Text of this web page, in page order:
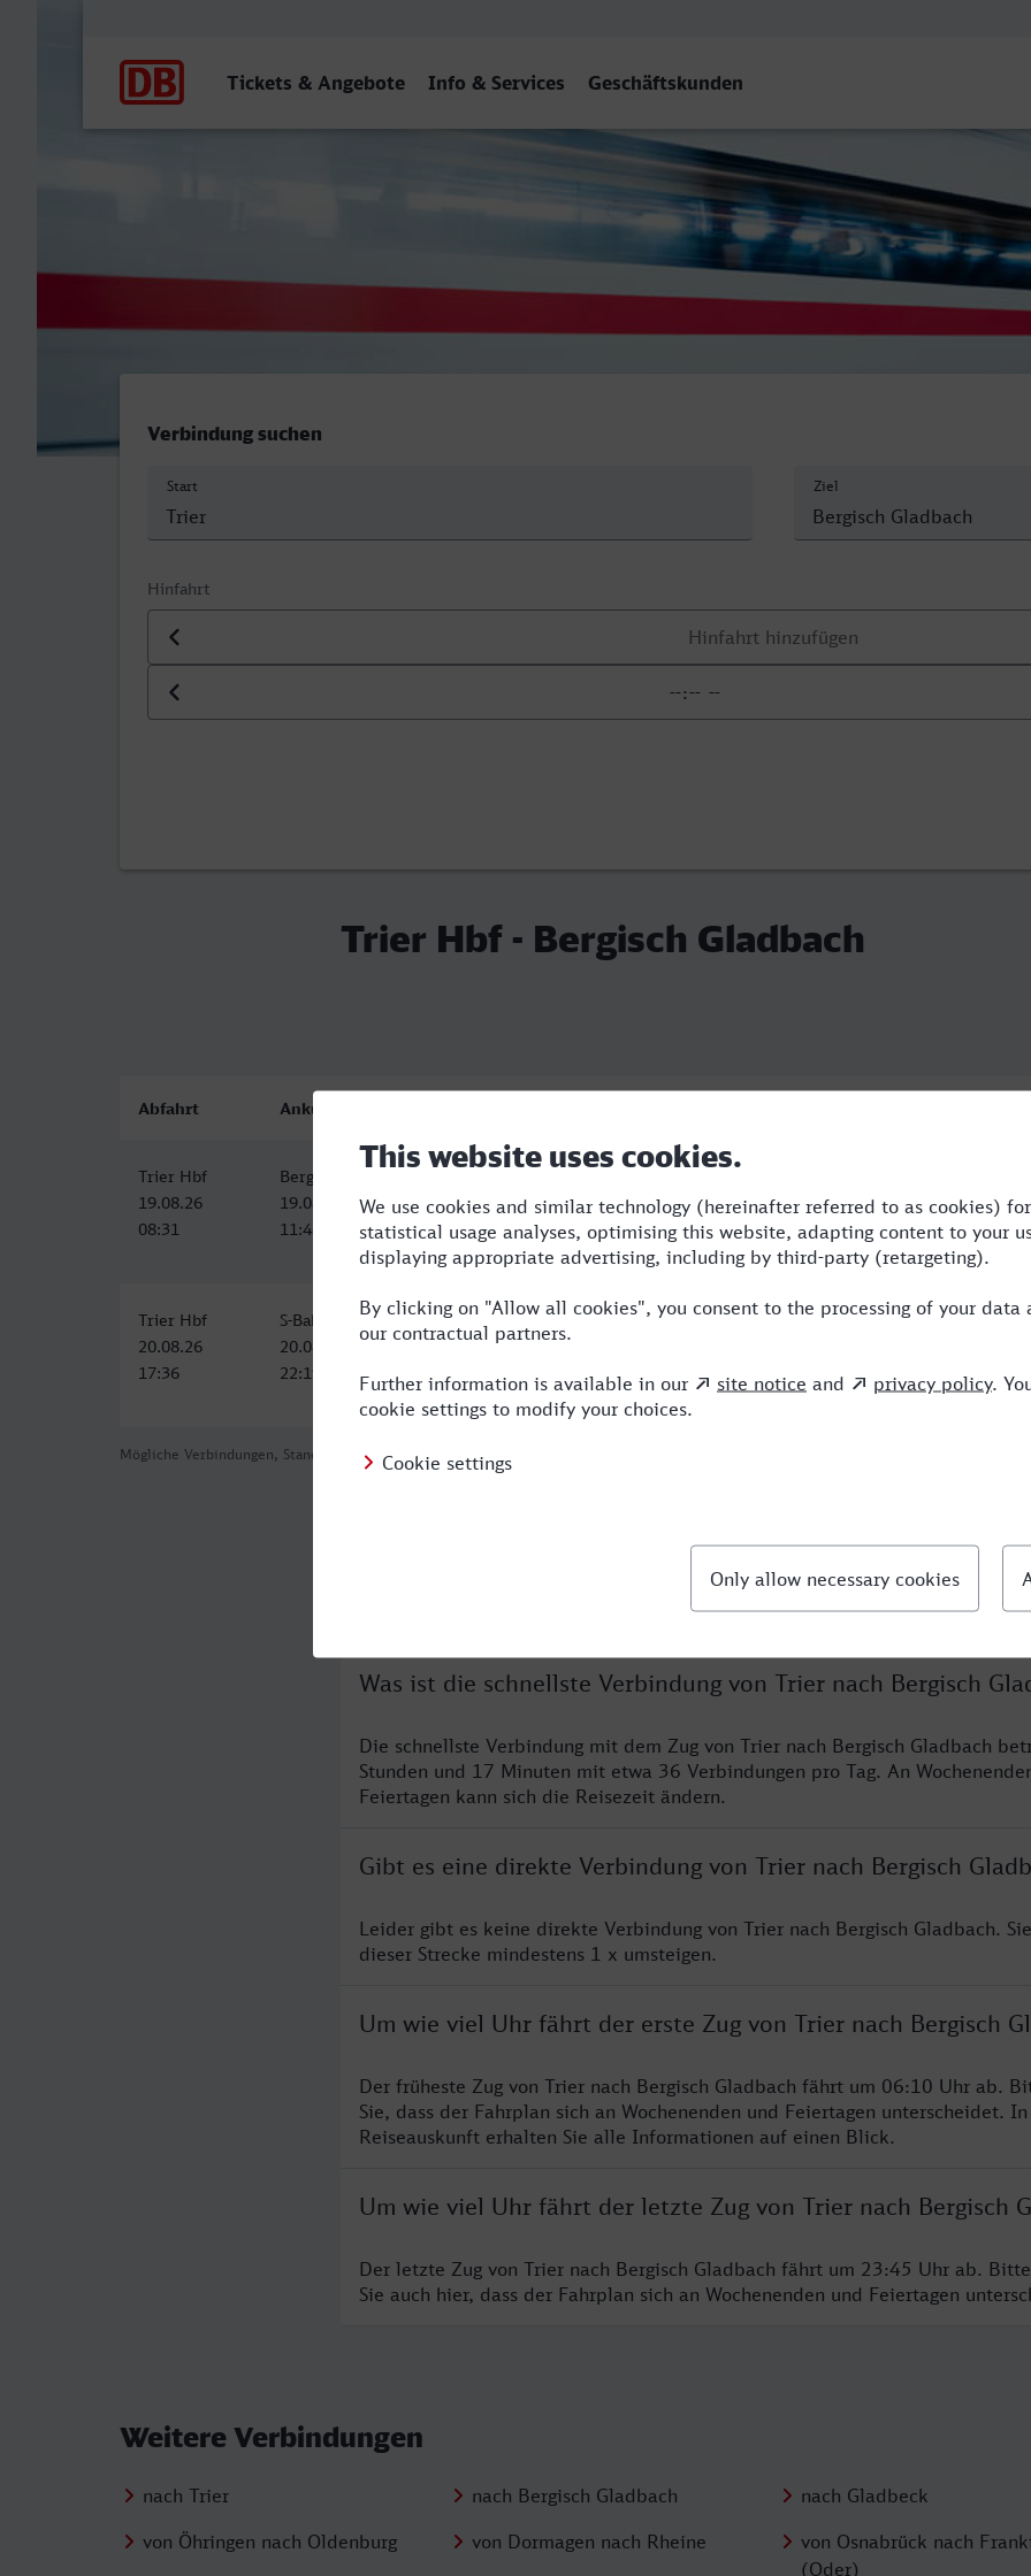
Tickets & Angebote Info & Services Geschäftskunden
Trier Hbf - Bergisch Gladbach
Verbindung suchen
Start Ziel
Hinfahrt
Datum der Hinfahrt
Uhrzeit der Hinfahrt
Trier Hbf - Bergisch Gladbach
Mögliche Verbindungen, Stand: 2026-08-05 04:19
Abfahrt Ankunft
Trier Hbf
19.08.26
08:31
Bergisch Gladbach
19.08.26
11:48
Trier Hbf
20.08.26
17:36
S-Bahnhof, Bergisch Gladbach
20.08.26
22:19
4:43 1 RB,BUS
Was ist die schnellste Verbindung von Trier nach Bergisch
Die schnellste Verbindung mit dem Zug von Trier nach Bergisch Gladbach
Stunden und 17 Minuten mit etwa 36 Verbindungen pro Tag. An
Feiertagen kann sich die Reisezeit ändern.
Gibt es eine direkte Verbindung von Trier nach Bergisch
Leider gibt es keine direkte Verbindung von Trier nach Bergisch Gladbach.
dieser Strecke mindestens 1 x umsteigen.
Um wie viel Uhr fährt der erste Zug von Trier nach Bergisch
Der früheste Zug von Trier nach Bergisch Gladbach fährt um 06:10 Uhr ab.
Sie, dass der Fahrplan sich an Wochenenden und Feiertagen unterscheidet.
Reiseauskunft erhalten Sie alle Informationen auf einen Blick.
Um wie viel Uhr fährt der letzte Zug von Trier nach Bergisch
Der letzte Zug von Trier nach Bergisch Gladbach fährt um 23:45 Uhr ab.
Sie auch hier, dass der Fahrplan sich an Wochenenden und Feiertagen
Weitere Verbindungen
nach Trier nach Bergisch Gladbach nach Gladbeck
von Öhringen nach Oldenburg
von Dormagen nach Rheine
von Osnabrück nach
(Oder)